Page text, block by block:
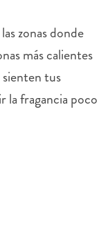
zonas donde
más calientes
tus
la fragancia poco